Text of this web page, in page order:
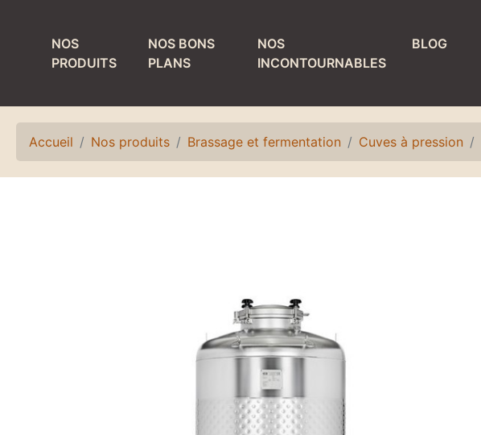
NOS
PRODUITS
Colonnes
Détendeurs et
NETTOYAGE
Bacs de lavage et
Petit matériel de
nettoyage
Produits de nettoyage
Têtes de lavage
ÉTANCHÉITÉ
Accessoires
NOS BONS
PLANS
NOS
INCONTOURNABLES
BLOG
Accueil Nos produits Brassage et fermentation Cuves à pression